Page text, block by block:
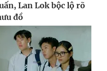
Lan Lok bộc lộ rõ
đồ